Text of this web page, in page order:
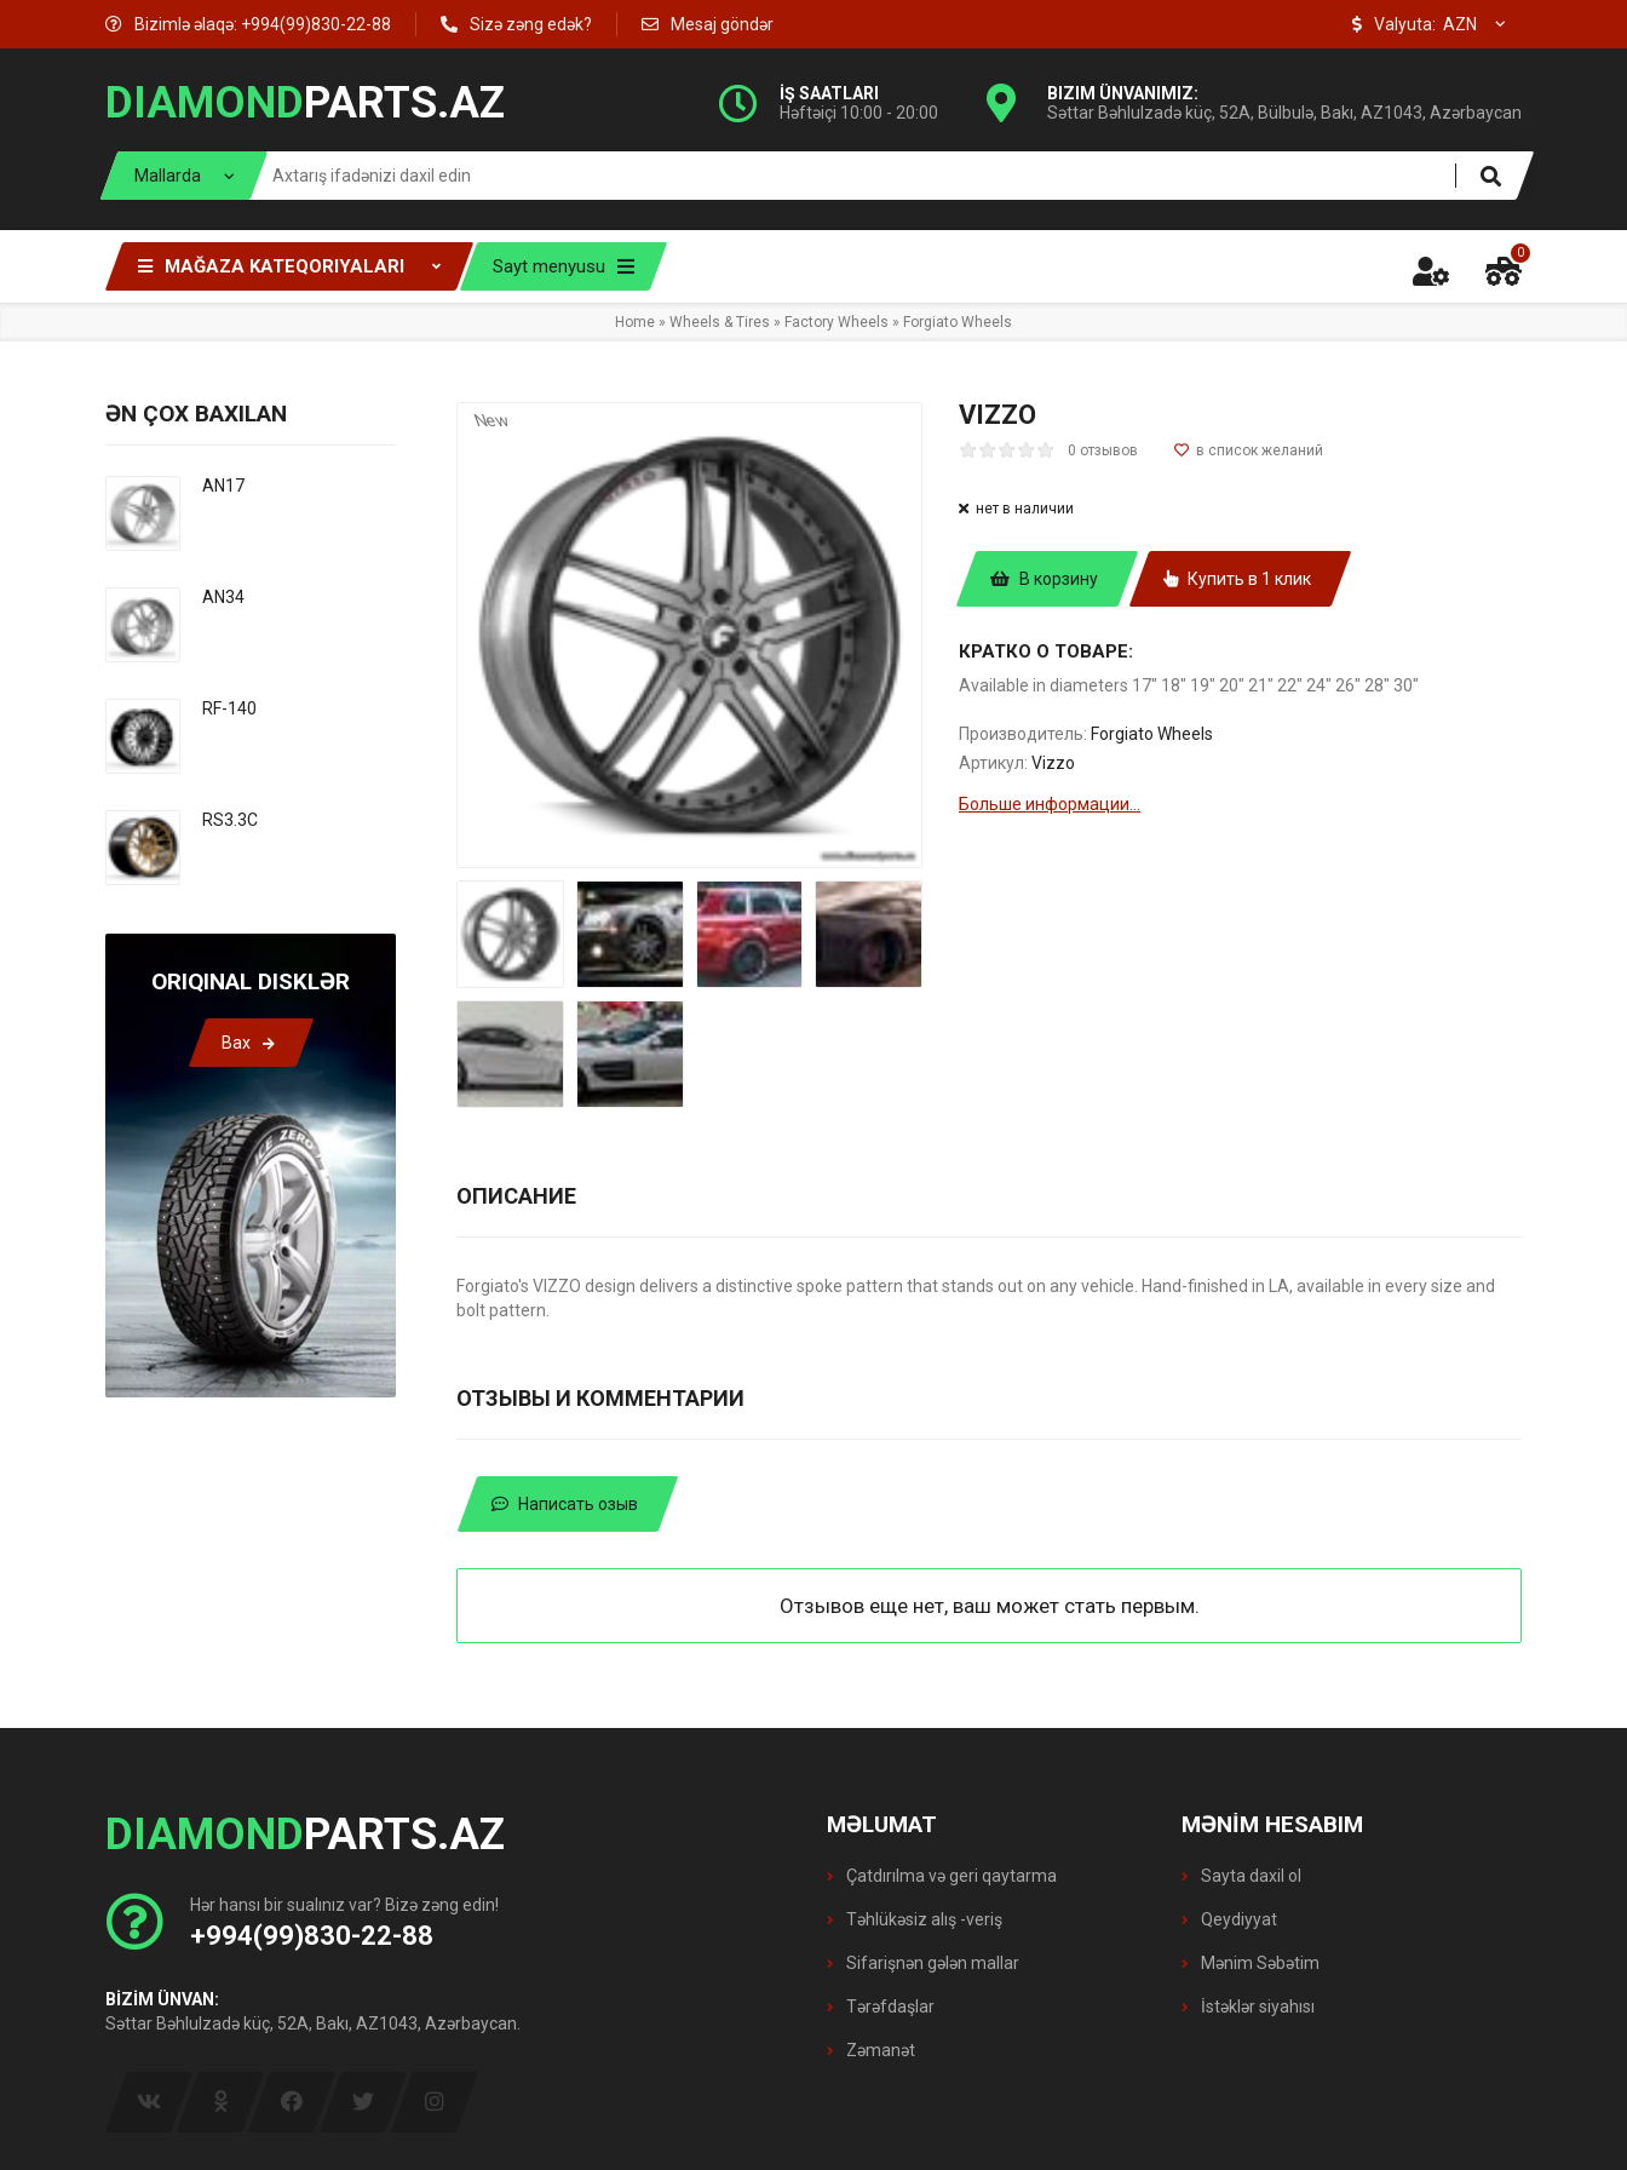
Bizimlə əlaqə: +994(99)830-22-88 Sizə zəng edək? Mesaj göndər Valyuta:
DIAMONDPARTS.AZ
İŞ SAATLARI
Həftəiçi 10:00 - 20:00
BIZIM ÜNVANIMIZ:
Səttar Bəhlulzadə küç, 52A, Bülbulə, Bakı, AZ1043, Azərbaycan
MAĞAZA KATEQORIYALARI Sayt menyusu
0
Home » Wheels & Tires » Factory Wheels » Forgiato Wheels
New VIZZO
0 отзывов
нет в наличии
В корзину Купить в 1 клик
КРАТКО О ТОВАРЕ:
Available in diameters 17" 18" 19" 20" 21" 22" 24" 26" 28" 30"
Производитель: Forgiato Wheels
Артикул: Vizzo
Больше информации...
ОПИСАНИЕ
Forgiato's VIZZO design delivers a distinctive spoke pattern that stands out on any vehicle. Hand-finished in LA, available in every size and
bolt pattern.
ОТЗЫВЫ И КОММЕНТАРИИ
Написать озыв
Отзывов еще нет, ваш может стать первым.
ƏN ÇOX BAXILAN
AN17
AN34
RF-140
RS3.3C
ORIQINAL DISKLƏR
Bax
DIAMONDPARTS.AZ
Hər hansı bir sualınız var? Bizə zəng edin!
+994(99)830-22-88
BİZİM ÜNVAN:
Səttar Bəhlulzadə küç, 52A, Bakı, AZ1043, Azərbaycan.
MƏLUMAT
Çatdırılma və geri qaytarma
Təhlükəsiz alış -veriş
Sifarişnən gələn mallar
Tərəfdaşlar
Zəmanət
MƏNİM HESABIM
Sayta daxil ol
Qeydiyyat
Mənim Səbətim
İstəklər siyahısı